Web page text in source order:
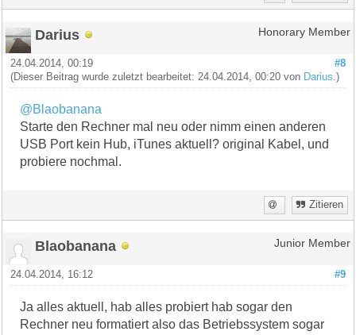
Darius Honorary Member
#8
24.04.2014, 00:19
(Dieser Beitrag wurde zuletzt bearbeitet: 24.04.2014, 00:20 von Darius .)
@Blaobanana
Starte den Rechner mal neu oder nimm einen anderen
USB Port kein Hub, iTunes aktuell? original Kabel, und
probiere nochmal.
Zitieren
Blaobanana Junior Member
#9
24.04.2014, 16:12
Ja alles aktuell, hab alles probiert hab sogar den
Rechner neu formatiert also das Betriebssystem sogar